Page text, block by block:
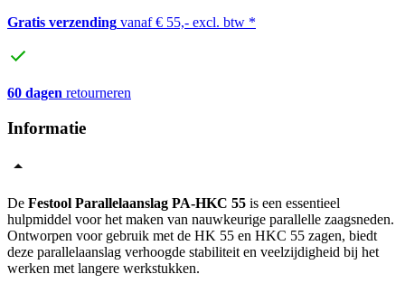
Gratis verzending vanaf € 55,- excl. btw *
60 dagen retourneren
Informatie
De Festool Parallelaanslag PA-HKC 55 is een essentieel
hulpmiddel voor het maken van nauwkeurige parallelle zaagsneden.
Ontworpen voor gebruik met de HK 55 en HKC 55 zagen, biedt
deze parallelaanslag verhoogde stabiliteit en veelzijdigheid bij het
werken met langere werkstukken.